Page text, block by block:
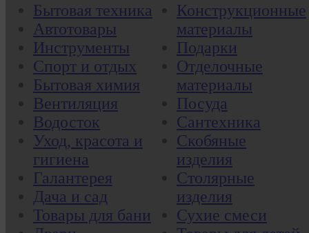
Бытовая техника
Автотовары
Инструменты
Спорт и отдых
Бытовая химия
Вентиляция
Водосток
Уход, красота и
гигиена
Галантерея
Дача и сад
Товары для бани
Конструкционные
материалы
Подарки
Отделочные
материалы
Посуда
Сантехника
Скобяные
изделия
Столярные
изделия
Сухие смеси